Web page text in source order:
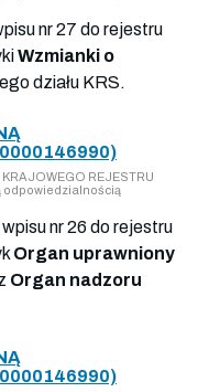
nr 27 do rejestru
Wzmianki o
działu KRS.
0000146990)
REJESTRU
odpowiedzialnością
nr 26 do rejestru
Organ uprawniony
Organ nadzoru
0000146990)